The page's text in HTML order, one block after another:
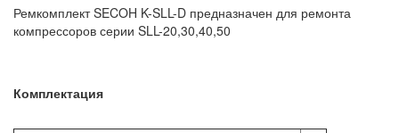
Ремкомплект SECOH K-SLL-D предназначен для ремонта
компрессоров серии SLL-20,30,40,50
Комплектация